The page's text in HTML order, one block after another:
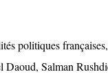
politiques
Salman